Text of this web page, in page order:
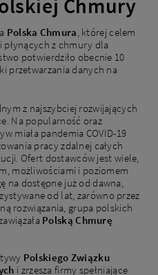
Chmury
Polska Chmura, której celem
płynących z chmury dla
potwierdziło obecnie 10
przetwarzania danych na
z najszybciej rozwijających
Na popularność oraz
miała pandemia COVID-19
pracy zdalnej całych
Ofert dostawców jest wiele,
możliwościami i poziomem
na dostępne już od dawna,
od lat, zarówno przez
rozwiązania, grupa polskich
Polską Chmurę
Polskiego Związku
i zrzesza firmy spełniające